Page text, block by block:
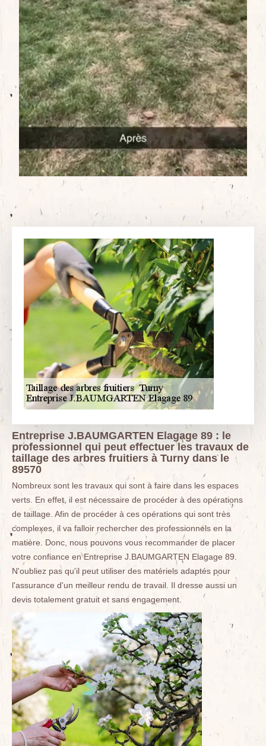
Entreprise J.BAUMGARTEN Elagage 89 : le
professionnel qui peut effectuer les travaux de
taillage des arbres fruitiers à Turny dans le
89570
Nombreux sont les travaux qui sont à faire dans les espaces
verts. En effet, il est nécessaire de procéder à des opérations
de taillage. Afin de procéder à ces opérations qui sont très
complexes, il va falloir rechercher des professionnels en la
matière. Donc, nous pouvons vous recommander de placer
votre confiance en Entreprise J.BAUMGARTEN Elagage 89.
N'oubliez pas qu'il peut utiliser des matériels adaptés pour
l'assurance d'un meilleur rendu de travail. Il dresse aussi un
devis totalement gratuit et sans engagement.